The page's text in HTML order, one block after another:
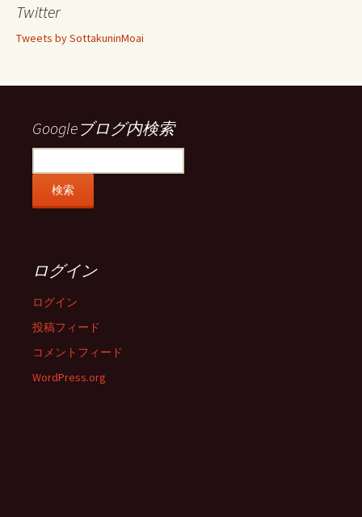
フ
ー
フ
ー ー ー
示
Twitter
Tweets by SottakuninMoai
Googleブログ内検索
ログイン
ログイン
投稿フィード
コメントフィード
WordPress.org